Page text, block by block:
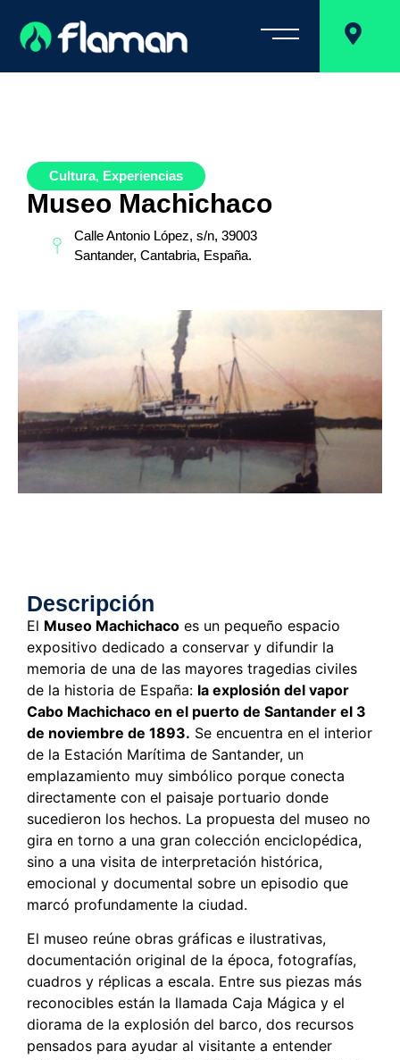
Cultura, Experiencias
Museo Machichaco
Calle Antonio López, s/n, 39003
Santander, Cantabria, España.
Descripción
El Museo Machichaco es un pequeño espacio
expositivo dedicado a conservar y difundir la
memoria de una de las mayores tragedias civiles
de la historia de España: la explosión del vapor
Cabo Machichaco en el puerto de Santander el 3
de noviembre de 1893. Se encuentra en el interior
de la Estación Marítima de Santander, un
emplazamiento muy simbólico porque conecta
directamente con el paisaje portuario donde
sucedieron los hechos. La propuesta del museo no
gira en torno a una gran colección enciclopédica,
sino a una visita de interpretación histórica,
emocional y documental sobre un episodio que
marcó profundamente la ciudad.
El museo reúne obras gráficas e ilustrativas,
documentación original de la época, fotografías,
cuadros y réplicas a escala. Entre sus piezas más
reconocibles están la llamada Caja Mágica y el
diorama de la explosión del barco, dos recursos
pensados para ayudar al visitante a entender